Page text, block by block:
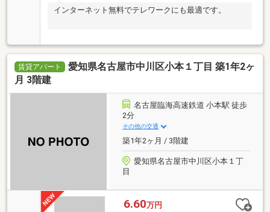
インターネット無料でテレワークにも最適です。
賃貸アパート
愛知県名古屋市中川区小本１丁目 築1年2ヶ
月 3階建
名古屋臨海高速鉄道 小本駅 徒歩
2分
その他の交通
築1年2ヶ月 / 3階建
愛知県名古屋市中川区小本１丁
目
6.60万円